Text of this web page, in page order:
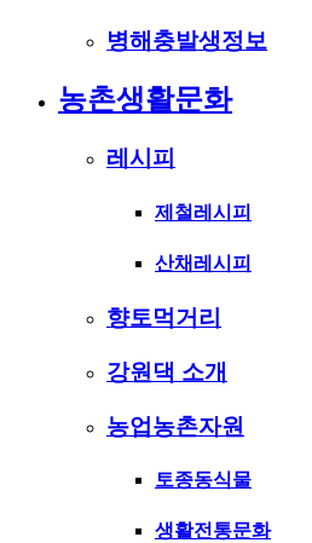
병해충발생정보
농촌생활문화
레시피
제철레시피
산채레시피
향토먹거리
강원댁 소개
농업농촌자원
토종동식물
생활전통문화